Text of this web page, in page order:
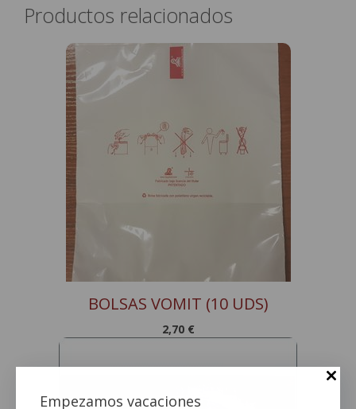
Productos relacionados
BOLSAS VOMIT (10 UDS)
2,70 €
Empezamos vacaciones